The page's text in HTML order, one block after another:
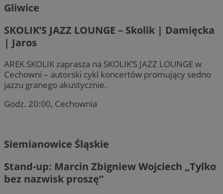
Gliwice
SKOLIK’S JAZZ LOUNGE – Skolik | Damięcka
| Jaros
AREK SKOLIK zaprasza na SKOLIK’S JAZZ LOUNGE w
Cechowni – autorski cykl koncertów promujący sedno
jazzu granego akustycznie.
Godz. 20:00, Cechownia
Siemianowice Śląskie
Stand-up: Marcin Zbigniew Wojciech „Tylko
bez nazwisk proszę”